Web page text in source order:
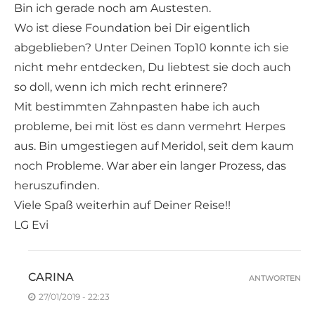
Bin ich gerade noch am Austesten.
Wo ist diese Foundation bei Dir eigentlich
abgeblieben? Unter Deinen Top10 konnte ich sie
nicht mehr entdecken, Du liebtest sie doch auch
so doll, wenn ich mich recht erinnere?
Mit bestimmten Zahnpasten habe ich auch
probleme, bei mit löst es dann vermehrt Herpes
aus. Bin umgestiegen auf Meridol, seit dem kaum
noch Probleme. War aber ein langer Prozess, das
heruszufinden.
Viele Spaß weiterhin auf Deiner Reise!!
LG Evi
CARINA
27/01/2019 - 22:23
ANTWORTEN